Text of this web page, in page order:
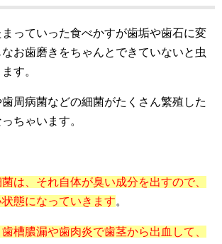
っていった食べかすが歯垢や歯石に変
お歯磨きをちゃんとできていないと虫
す。
周病菌などの細菌がたくさん繁殖した
ちゃいます。
は、それ自体が臭い成分を出すので、
態になっていきます。
槽膿漏や歯肉炎で歯茎から出血して、